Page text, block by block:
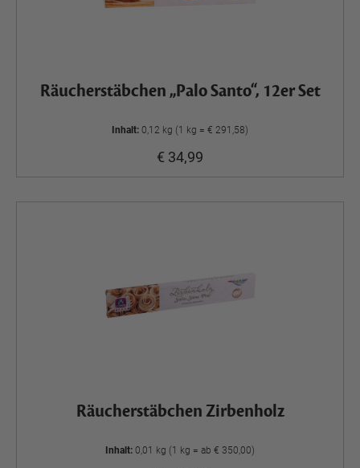
Räucherstäbchen „Palo Santo“, 12er Set
Inhalt: 0,12 kg (1 kg = € 291,58)
€ 34,99
Räucherstäbchen Zirbenholz
Inhalt: 0,01 kg (1 kg = ab € 350,00)